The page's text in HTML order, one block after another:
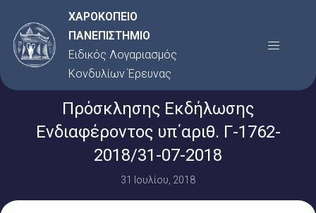
στο
περιεχόμενο
ΧΑΡΟΚΟΠΕΙΟ
ΠΑΝΕΠΙΣΤΗΜΙΟ
Ειδικός Λογαριασμός
Κονδυλίων Έρευνας
Menu
Πρόσκλησης Εκδήλωσης
Ενδιαφέροντος υπ΄αριθ. Γ-1762-
2018/31-07-2018
31 Ιουλίου, 2018